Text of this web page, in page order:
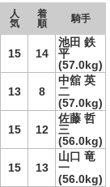
人
気
着
順
騎手
15 14
池田 鉄
平
(57.0kg)
13 8
中舘 英
二
(57.0kg)
15 12
佐藤 哲
三
(56.0kg)
15 13
山口 竜
一
(56.0kg)